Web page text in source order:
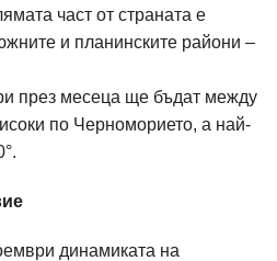
част от страната е
и планинските райони –
през месеца ще бъдат между
по Черноморието, а най-
динамиката на